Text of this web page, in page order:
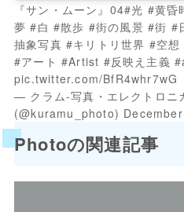
『サン・ムーン』04#光 #黄昏
夢 #白 #散歩 #街の風景 #街 #
抽象写真 #キリトリ世界 #空想
#アート #Artist #反映え主義
pic.twitter.com/BfR4whr7wG
— クラム-写真・エレクトロニ
(@kuramu_photo)
Photoの関連記事